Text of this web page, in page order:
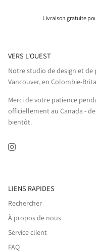
Livraison gratuite
VERS L'OUEST
Notre studio de design et
Vancouver, en Colombie-
Merci de votre patience
officiellement au Canada -
bientôt.
Instagram
LIENS RAPIDES
Rechercher
À propos de nous
Service client
FAQ